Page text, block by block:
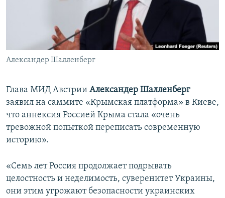
ПОБЕДИТЕЛЕЙ НЕ СУДЯТ?
КРЫМ.НЕПОКОРЕННЫЙ
УКРАИНСКАЯ ПРОБЛЕМА КРЫМА
Александер Шалленберг
Глава МИД Австрии Александер Шалленберг
заявил на саммите «Крымская платформа» в Киеве,
что аннексия Россией Крыма стала «очень
тревожной попыткой переписать современную
историю».
«Семь лет Россия продолжает подрывать
целостность и неделимость, суверенитет Украины,
они этим угрожают безопасности украинских